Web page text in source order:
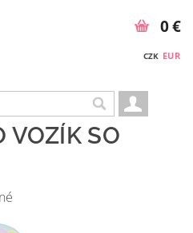
CZK EUR
0 €
VOZÍK SO